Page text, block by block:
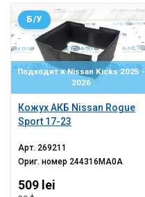
Подходит к Nissan Kicks 2025 -
2026
Кожух АКБ Nissan Rogue
Sport 17-23
Б/У
Арт. 269211
Ориг. номер 244316MA0A
509 lei